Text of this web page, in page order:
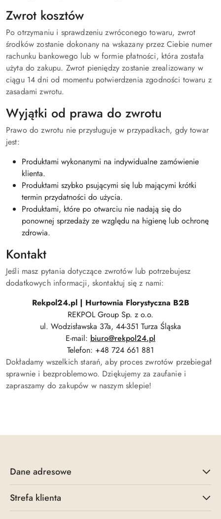
Zwrot kosztów
Po otrzymaniu i sprawdzeniu zwróconego towaru, zwrot
środków zostanie dokonany na wskazany przez Ciebie numer
rachunku bankowego lub w formie płatności, która została
użyta do zakupu. Zwrot pieniędzy zostanie zrealizowany w
ciągu 14 dni od momentu potwierdzenia zgodności towaru z
zasadami zwrotu.
Wyjątki od prawa do zwrotu
Prawo do zwrotu nie przysługuje w przypadkach, gdy towar
jest:
Produktami wykonanymi na indywidualne zamówienie
klienta.
Produktami szybko psującymi się lub mającymi krótki
termin przydatności do użycia.
Produktami, które po otwarciu nie nadają się do
ponownej sprzedaży ze względu na higienę lub ochronę
zdrowia.
Kontakt
Jeśli masz pytania dotyczące zwrotów lub potrzebujesz
dodatkowych informacji, skontaktuj się z nami:
Rekpol24.pl | Hurtownia Florystyczna B2B
REKPOL Group Sp. z o.o.
ul. Wodzisławska 37a, 44-351 Turza Śląska
E-mail: biuro@rekpol24.pl
Telefon: +48 724 661 881
Dokładamy wszelkich starań, aby proces zwrotów przebiegał
sprawnie i bezproblemowo. Dziękujemy za zaufanie i
zapraszamy do zakupów w naszym sklepie!
Dane adresowe
Strefa klienta